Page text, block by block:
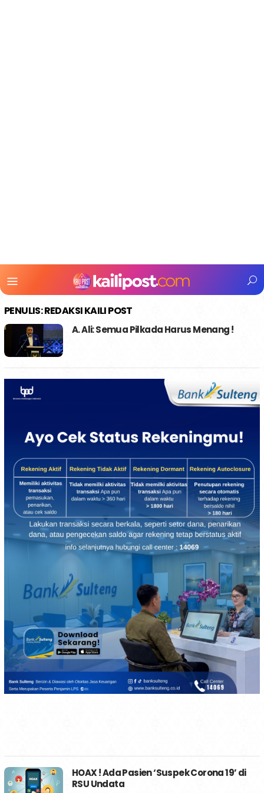
Mobile
PENULIS:REDAKSI KAILI POST
A. Ali: Semua Pilkada Harus Menang !
HOAX ! Ada Pasien ‘Suspek Corona 19’ di
RSU Undata